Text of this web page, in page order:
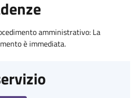
amministrativo: La
è immediata.